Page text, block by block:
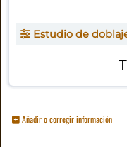
Estudio de
Añadir o corregir información